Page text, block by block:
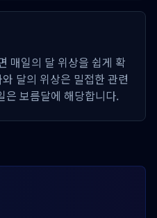
매일의 달 위상을 쉽게 확
달의 위상은 밀접한 관련
은 보름달에 해당합니다.